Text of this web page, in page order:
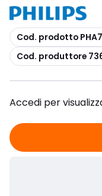
copia
Cod. prodotto
copia
Cod. produttore
Accedi per